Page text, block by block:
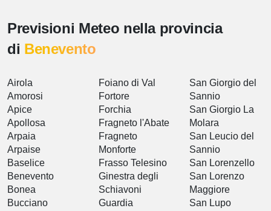
Previsioni Meteo nella provincia
di Benevento
Airola
Amorosi
Apice
Apollosa
Arpaia
Arpaise
Baselice
Benevento
Bonea
Bucciano
Foiano di Val
Fortore
Forchia
Fragneto l'Abate
Fragneto
Monforte
Frasso Telesino
Ginestra degli
Schiavoni
Guardia
San Giorgio del
Sannio
San Giorgio La
Molara
San Leucio del
Sannio
San Lorenzello
San Lorenzo
Maggiore
San Lupo